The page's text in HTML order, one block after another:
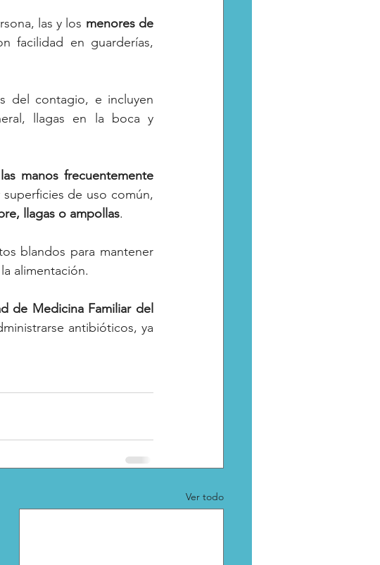
las y los menores de
facilidad en guarderías,
del contagio, e incluyen
llagas en la boca y
las manos frecuentemente
de uso común,
llagas o ampollas.
blandos para mantener
alimentación.
de Medicina Familiar del
antibióticos, ya
Ver todo